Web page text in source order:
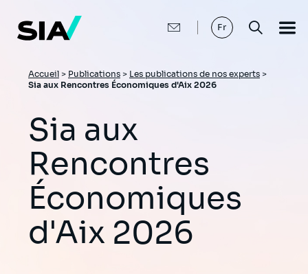
contenu
principal
Fr
Fil
Accueil > Publications > Les publications de nos experts >
Sia aux Rencontres Économiques d'Aix 2026
Sia aux
Rencontres
Économiques
d'Aix 2026